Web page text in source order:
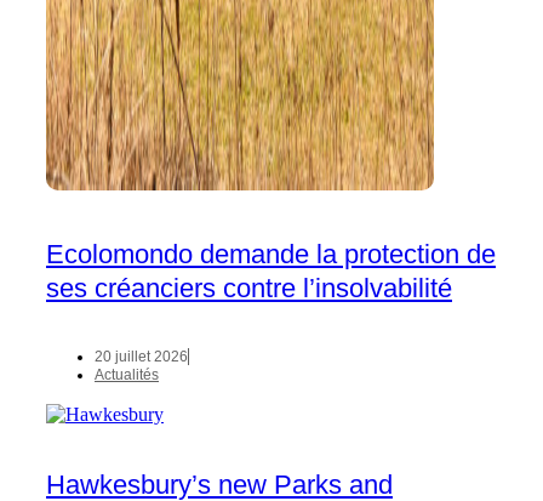
Ecolomondo demande la protection de
ses créanciers contre l’insolvabilité
20 juillet 2026
Actualités
Hawkesbury’s new Parks and